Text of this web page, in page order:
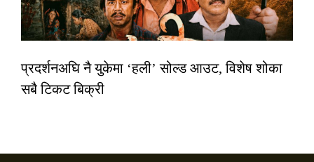
प्रदर्शनअघि नै युकेमा ‘हली’ सोल्ड आउट, विशेष शोका
सबै टिकट बिक्री